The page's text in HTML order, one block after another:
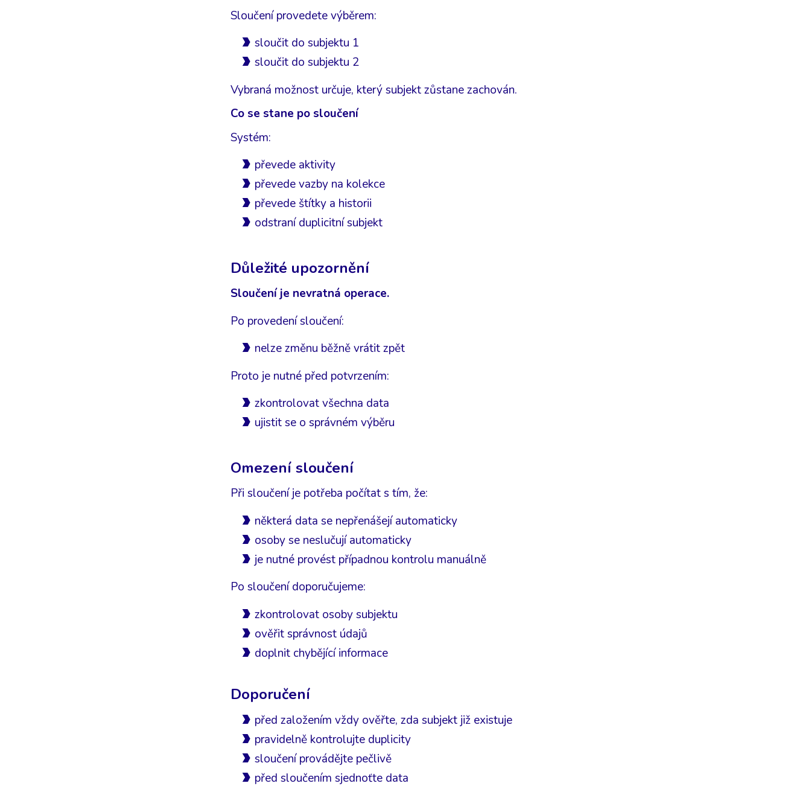
Sloučení provedete výběrem:
sloučit do subjektu 1
sloučit do subjektu 2
Vybraná možnost určuje, který subjekt zůstane zachován.
Co se stane po sloučení
Systém:
převede aktivity
převede vazby na kolekce
převede štítky a historii
odstraní duplicitní subjekt
Důležité upozornění
Sloučení je nevratná operace.
Po provedení sloučení:
nelze změnu běžně vrátit zpět
Proto je nutné před potvrzením:
zkontrolovat všechna data
ujistit se o správném výběru
Omezení sloučení
Při sloučení je potřeba počítat s tím, že:
některá data se nepřenášejí automaticky
osoby se neslučují automaticky
je nutné provést případnou kontrolu manuálně
Po sloučení doporučujeme:
zkontrolovat osoby subjektu
ověřit správnost údajů
doplnit chybějící informace
Doporučení
před založením vždy ověřte, zda subjekt již existuje
pravidelně kontrolujte duplicity
sloučení provádějte pečlivě
před sloučením sjednoťte data